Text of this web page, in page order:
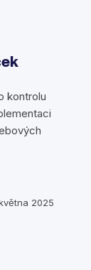
kontrolu
2025